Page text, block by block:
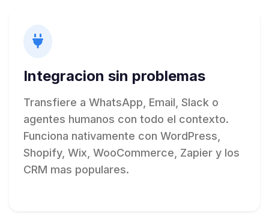
Integracion sin problemas
Transfiere a WhatsApp, Email, Slack o
agentes humanos con todo el contexto.
Funciona nativamente con WordPress,
Shopify, Wix, WooCommerce, Zapier y los
CRM mas populares.